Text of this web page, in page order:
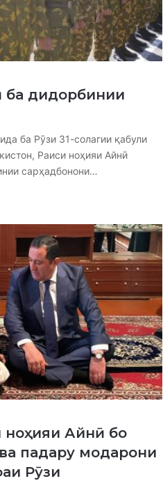
ба дидорбинии
ба Рӯзи 31-солагии қабули
Раиси ноҳияи Айнӣ
сарҳадбонони…
Айнӣ бо
падару модарони
Рӯзи